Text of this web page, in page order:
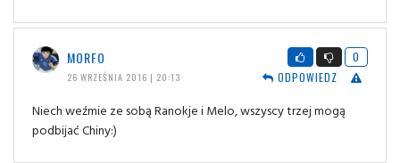
MORFO
26 WRZEŚNIA 2016 | 20:13
0
ODPOWIEDZ
Niech weźmie ze sobą Ranokje i Melo, wszyscy trzej mogą
podbijać Chiny:)